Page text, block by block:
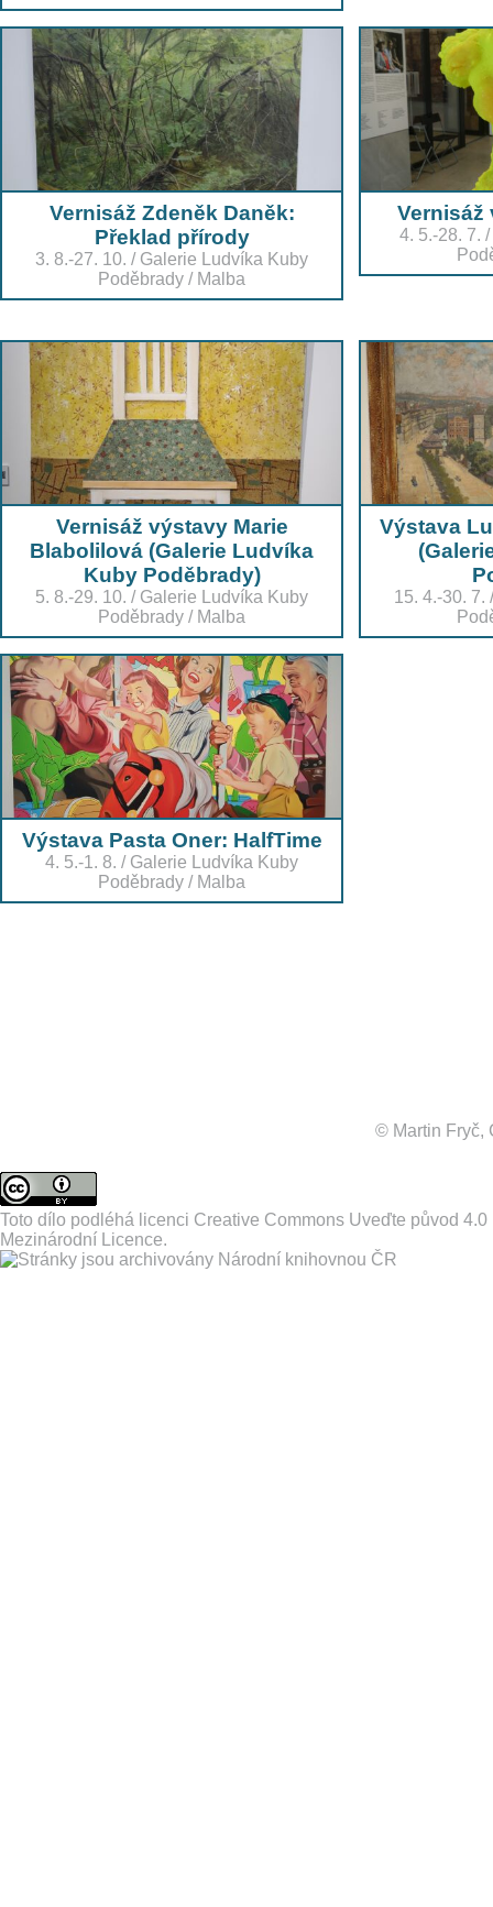
Vernisáž Zdeněk Daněk:
Překlad přírody
3. 8.-27. 10. / Galerie Ludvíka Kuby
Poděbrady / Malba
Vernisáž
4. 5.-28. 7. /
Vernisáž výstavy Marie
Blabolilová (Galerie Ludvíka
Kuby Poděbrady)
5. 8.-29. 10. / Galerie Ludvíka Kuby
Poděbrady / Malba
Výstava
15. 4.-30. 7.
Výstava Pasta Oner: HalfTime
4. 5.-1. 8. / Galerie Ludvíka Kuby
Poděbrady / Malba
© Martin Fryč,
Toto dílo podléhá licenci Creative Commons Uveďte původ 4.0
Mezinárodní Licence.